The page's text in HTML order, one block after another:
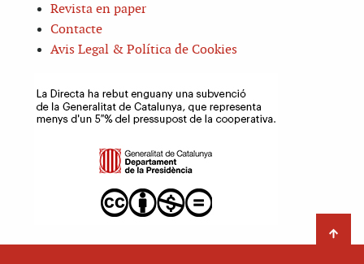
Revista en paper
Contacte
Avis Legal & Política de Cookies